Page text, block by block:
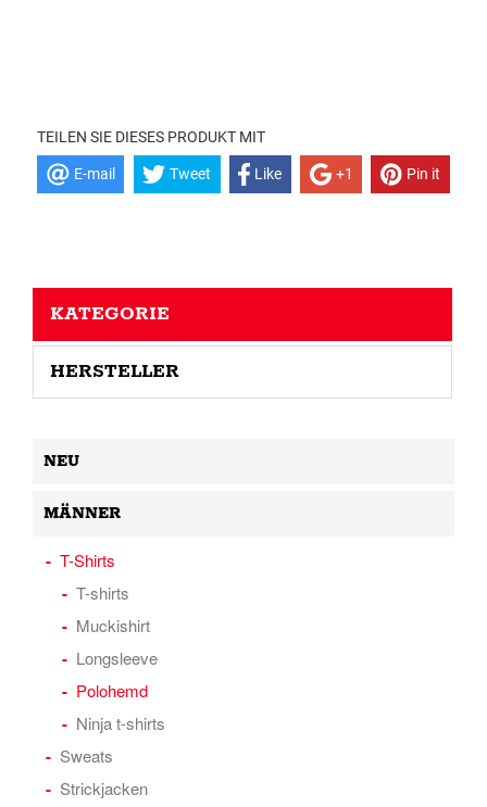
TEILEN SIE DIESES PRODUKT MIT
E-mail Tweet Like +1 Pin it
KATEGORIE
HERSTELLER
NEU
MÄNNER
T-Shirts
T-shirts
Muckishirt
Longsleeve
Polohemd
Ninja t-shirts
Sweats
Strickjacken